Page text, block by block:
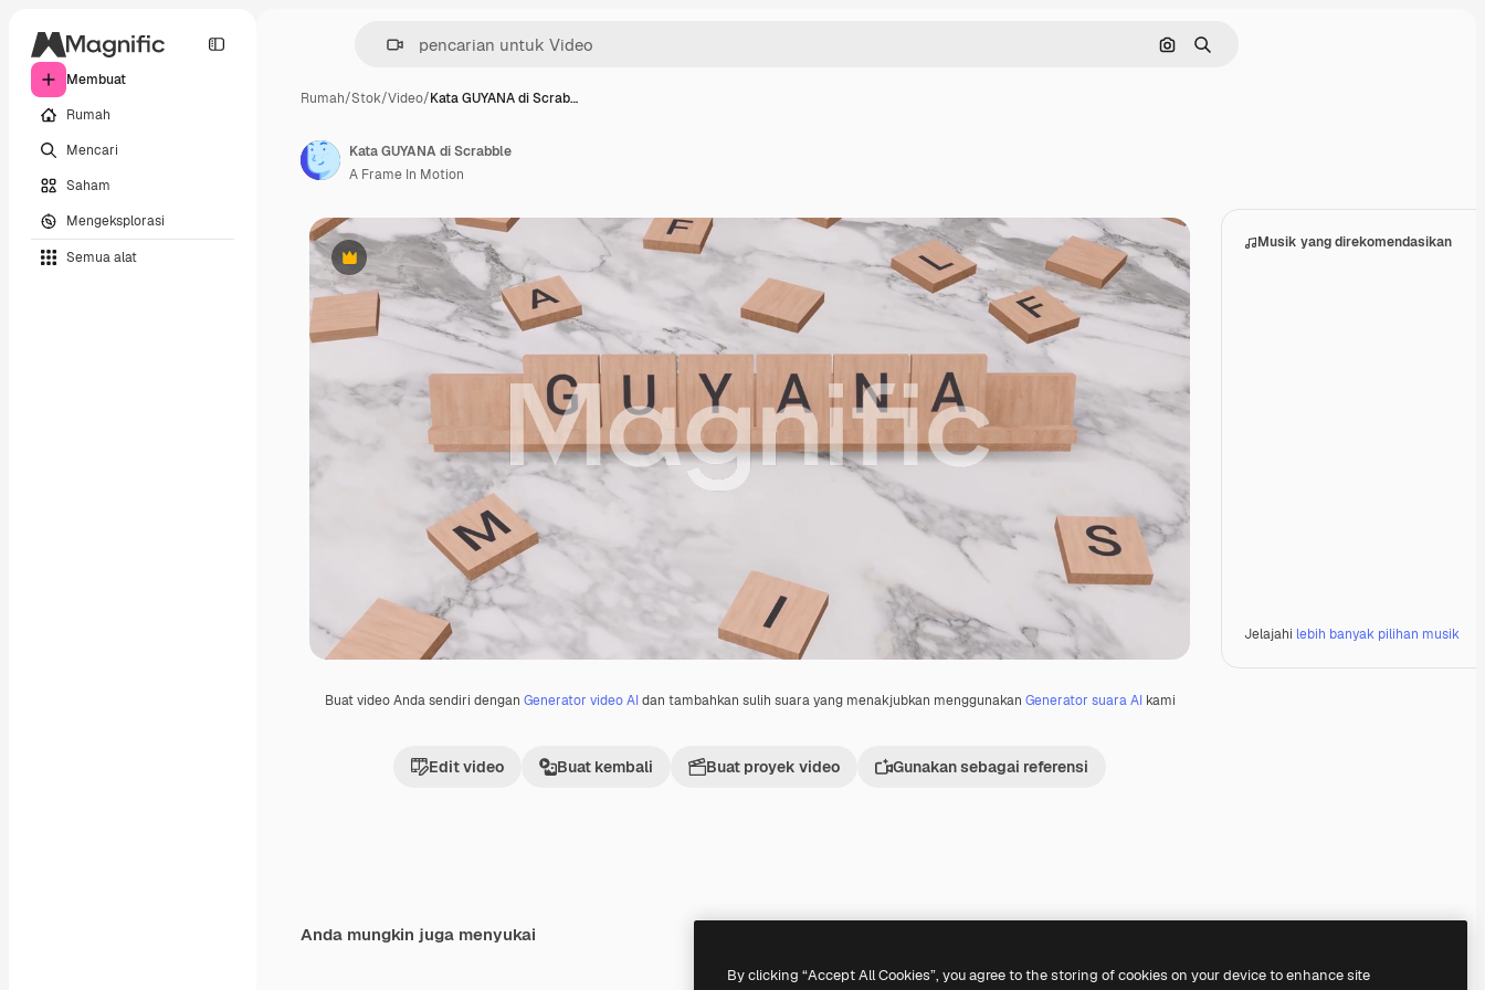
Membuat
Rumah
Mencari
Saham
Mengeksplorasi
Semua alat
Pencarian berdasarkan gambar
Mencari
Rumah/Stok/Video/Kata GUYANA di Scrab…
Premium
Buat video Anda sendiri dengan Generator video AIdan tambahkan sulih suara yang menakjubkan menggunakan Generator suara AIkami
Edit video Buat kembali Buat proyek video Gunakan sebagai referensi
Musik yang direkomendasikan
Jelajahi lebih banyak pilihan musik
Kata GUYANA di Scrabble
A Frame In Motion
Anda mungkin juga menyukai
By clicking “Accept All Cookies”, you agree to the storing of cookies on your device to enhance site